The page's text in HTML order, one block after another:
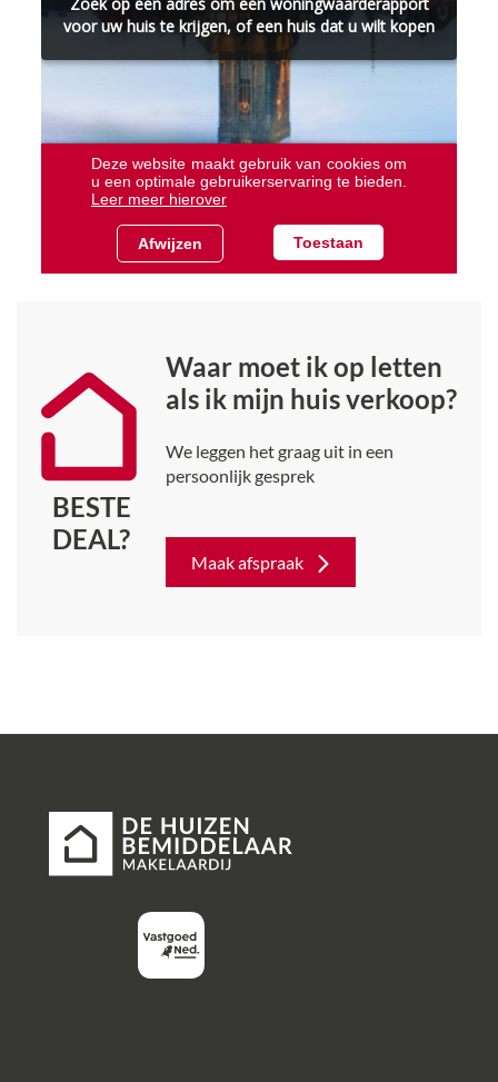
BESTE
DEAL?
Waar moet ik op letten
als ik mijn huis verkoop?
We leggen het graag uit in een
persoonlijk gesprek
Maak afspraak